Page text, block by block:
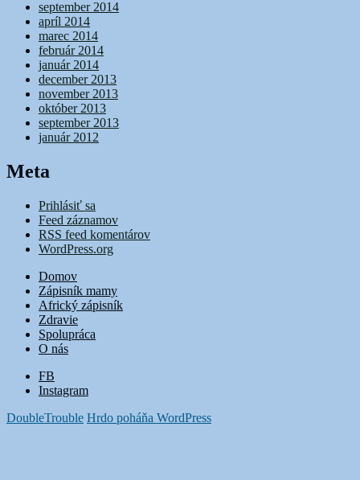
september 2014
apríl 2014
marec 2014
február 2014
január 2014
december 2013
november 2013
október 2013
september 2013
január 2012
Meta
Prihlásiť sa
Feed záznamov
RSS feed komentárov
WordPress.org
Domov
Zápisník mamy
Africký zápisník
Zdravie
Spolupráca
O nás
FB
Instagram
DoubleTrouble Hrdo poháňa WordPress